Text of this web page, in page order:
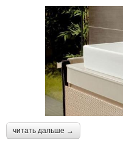
читать дальше →